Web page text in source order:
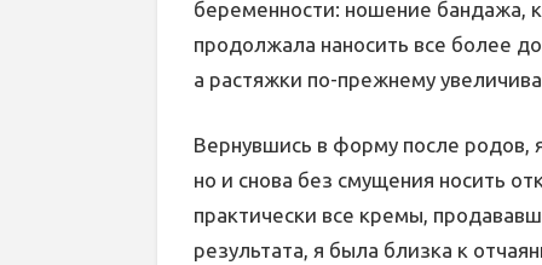
беременности: ношение бандажа,
продолжала наносить все более
а растяжки по-прежнему
Вернувшись в форму после родов,
но и снова без смущения носить
практически все кремы,
результата, я была близка к